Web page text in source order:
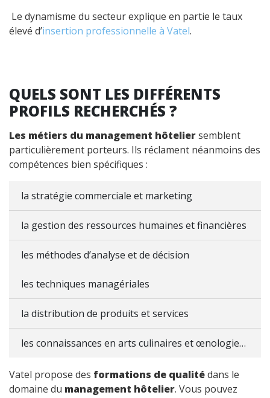
Le dynamisme du secteur explique en partie le taux
élevé d’insertion professionnelle à Vatel.
QUELS SONT LES DIFFÉRENTS
PROFILS RECHERCHÉS ?
Les métiers du management hôteliersemblent
particulièrement porteurs. Ils réclament néanmoins des
compétences bien spécifiques :
la stratégie commerciale et marketing
la gestion des ressources humaines et financières
les méthodes d’analyse et de décision
les techniques managériales
la distribution de produits et services
les connaissances en arts culinaires et œnologie…
Vatel propose des formations de qualitédans le
domaine du management hôtelier. Vous pouvez